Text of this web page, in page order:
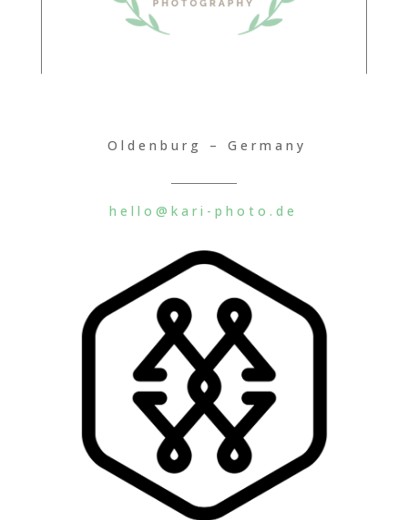
Oldenburg – Germany
hello@kari-photo.de